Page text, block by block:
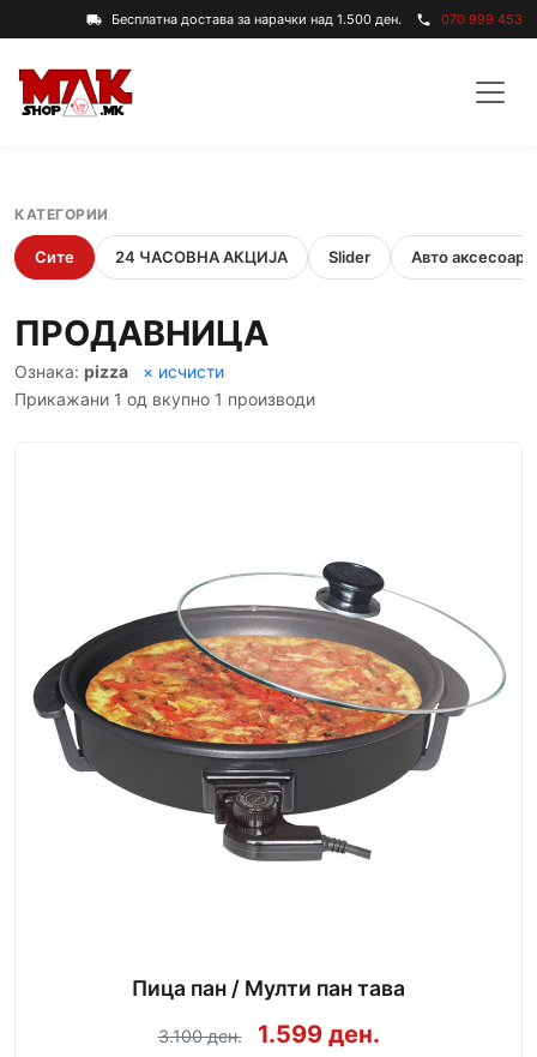
local_shipping Бесплатна достава за нарачки над 1.500 ден. phone 070 999 453
КАТЕГОРИИ
Сите 24 ЧАСОВНА АКЦИЈА Slider Авто аксесоари
ПРОДАВНИЦА
Ознака: pizza
× исчисти
Прикажани 1 од вкупно 1 производи
Пица пан / Мулти пан тава
3.100 ден. 1.599 ден.